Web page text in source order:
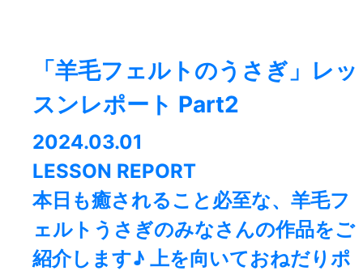
「羊毛フェルトのうさぎ」レッ
スンレポート Part2
2024.03.01
LESSON REPORT
本日も癒されること必至な、羊毛フ
ェルトうさぎのみなさんの作品をご
紹介します♪ 上を向いておねだりポ